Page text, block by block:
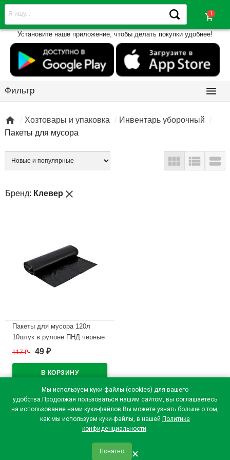
Мы используем куки-файлы (cookies) для вашего
удобства.Продолжая пользоваться нашим сайтом, вы соглашаетесь
на использование нами куки-файлов.Вы можете узнать больше о том,
как мы используем куки-файлы, в нашей Политике
конфиденциальности.
Понятно ×
shopping_cart
Установите наше приложение, чтобы делать покупки удобнее!
Фильтр 
 Хозтовары и упаковка
Инвентарь уборочный
Пакеты для мусора
  
Бренд: Клевер close
Пакеты для мусора 120л
10штук в рулоне ПНД черные
12 микрон
117₽ 49 ₽